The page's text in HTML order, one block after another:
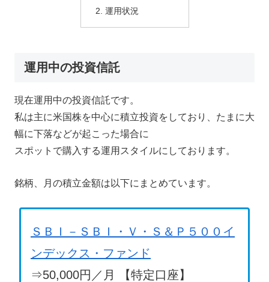
運用状況
運用中の投資信託
現在運用中の投資信託です。
私は主に米国株を中心に積立投資をしており、たまに大
幅に下落などが起こった場合に
スポットで購入する運用スタイルにしております。
銘柄、月の積立金額は以下にまとめています。
ＳＢＩ－ＳＢＩ・Ｖ・Ｓ＆Ｐ５００イ
ンデックス・ファンド
⇒50,000円／月 【特定口座】